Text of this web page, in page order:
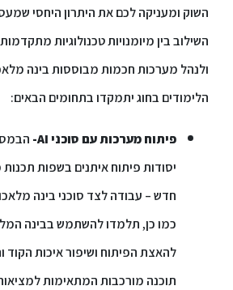
שכר
לימוד
והוראה
לבינלאומיות
ספריה
משרתי
השוק ומעניקה לכם את היתרון היחסי
השילוב בין מיומנויות טכנולוגיות
ולנהל מערכות חכמות מבוססות בינה
הלימודים בחוג יתמקדו בתחומים הבאים:
פיתוח מערכות עם סוכני AI-
יסודות פיתוח איתנים בשפות
כמו כן, תלמדו להשתמש בבינה
להאצת הפיתוח ושיפור איכות הקוד
תוכנה מורכבות המתאימות